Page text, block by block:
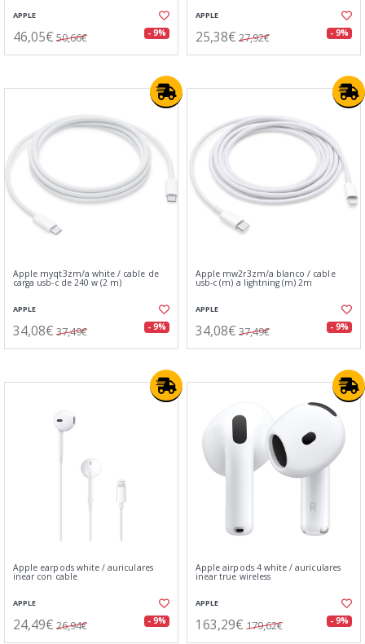
APPLE
46,05€ 50,66€ - 9%
APPLE
25,38€ 27,92€ - 9%
Apple myqt3zm/a white / cable de
carga usb‑c de 240 w (2 m)
APPLE
34,08€ 37,49€ - 9%
Apple mw2r3zm/a blanco / cable
usb-c (m) a lightning (m) 2m
APPLE
34,08€ 37,49€ - 9%
Apple earpods white / auriculares
inear con cable
APPLE
24,49€ 26,94€ - 9%
Apple airpods 4 white / auriculares
inear true wireless
APPLE
163,29€ 179,62€ - 9%